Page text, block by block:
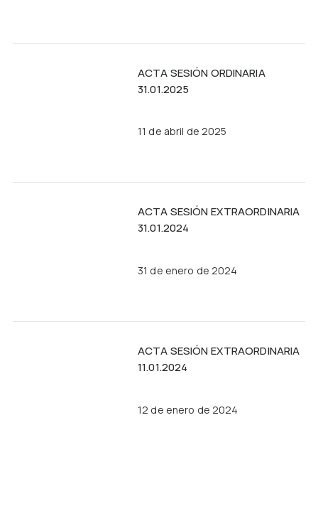
ACTA SESIÓN ORDINARIA
31.01.2025
11 de abril de 2025
ACTA SESIÓN EXTRAORDINARIA
31.01.2024
31 de enero de 2024
ACTA SESIÓN EXTRAORDINARIA
11.01.2024
12 de enero de 2024